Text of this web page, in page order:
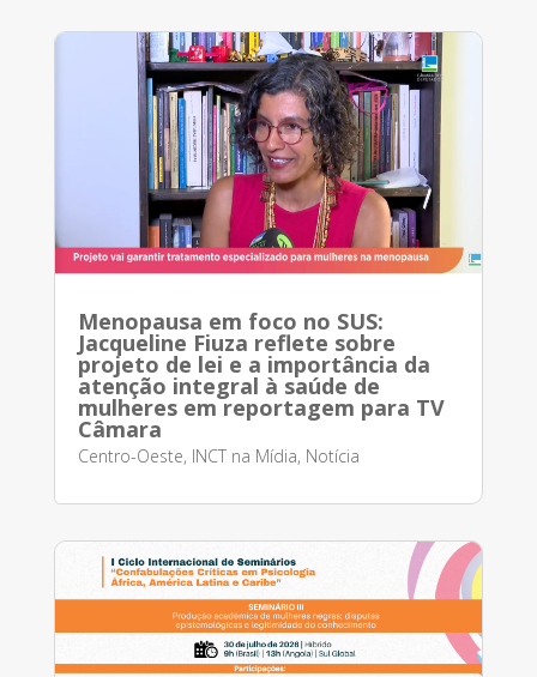
Menopausa em foco no SUS:
Jacqueline Fiuza reflete sobre
projeto de lei e a importância da
atenção integral à saúde de
mulheres em reportagem para TV
Câmara
Centro-Oeste, INCT na Mídia, Notícia